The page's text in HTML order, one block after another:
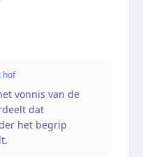
hof
vonnis van de
dat
het begrip